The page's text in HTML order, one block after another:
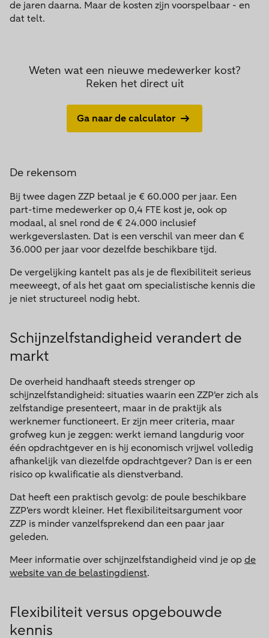
de jaren daarna. Maar de kosten zijn voorspelbaar - en
dat telt.
Weten wat een nieuwe medewerker kost?
Reken het direct uit
Ga naar de calculator
De rekensom
Bij twee dagen ZZP betaal je € 60.000 per jaar. Een
part-time medewerker op 0,4 FTE kost je, ook op
modaal, al snel rond de € 24.000 inclusief
werkgeverslasten. Dat is een verschil van meer dan €
36.000 per jaar voor dezelfde beschikbare tijd.
De vergelijking kantelt pas als je de flexibiliteit serieus
meeweegt, of als het gaat om specialistische kennis die
je niet structureel nodig hebt.
Schijnzelfstandigheid verandert de
markt
De overheid handhaaft steeds strenger op
schijnzelfstandigheid: situaties waarin een ZZP'er zich als
zelfstandige presenteert, maar in de praktijk als
werknemer functioneert. Er zijn meer criteria, maar
grofweg kun je zeggen: werkt iemand langdurig voor
één opdrachtgever en is hij economisch vrijwel volledig
afhankelijk van diezelfde opdrachtgever? Dan is er een
risico op kwalificatie als dienstverband.
Dat heeft een praktisch gevolg: de poule beschikbare
ZZP'ers wordt kleiner. Het flexibiliteitsargument voor
ZZP is minder vanzelfsprekend dan een paar jaar
geleden.
Meer informatie over schijnzelfstandigheid vind je opde
website van de belastingdienst.
Flexibiliteit versus opgebouwde
kennis